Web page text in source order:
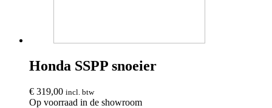
Honda SSPP snoeier
€ 319,00 incl. btw
Op voorraad in de showroom